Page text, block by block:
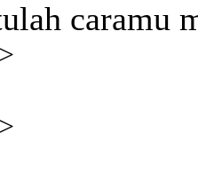
caramu
>
>